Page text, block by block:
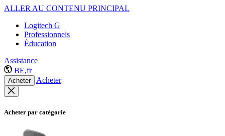
ALLER AU CONTENU PRINCIPAL
Logitech G
Professionnels
Éducation
Assistance
BE,fr
Acheter Acheter
Acheter par catégorie